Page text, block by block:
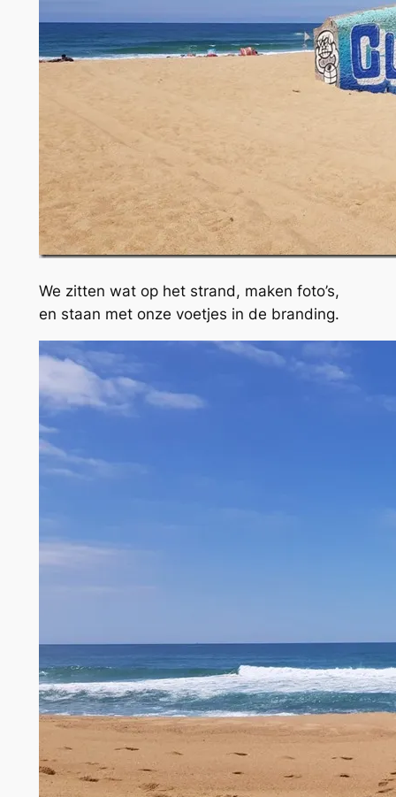
We zitten wat op het strand, maken foto’s,
en staan met onze voetjes in de branding.